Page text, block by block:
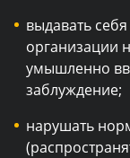
выдавать
организации
умышленно
заблуждение;
нарушать